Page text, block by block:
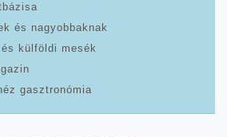
és nagyobbaknak
külföldi mesék
gasztronómia